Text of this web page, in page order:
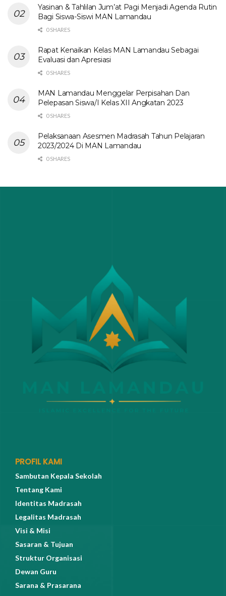
Yasinan & Tahlilan Jum’at Pagi Menjadi Agenda Rutin
Bagi Siswa-Siswi MAN Lamandau
0 SHARES
Rapat Kenaikan Kelas MAN Lamandau Sebagai
Evaluasi dan Apresiasi
0 SHARES
MAN Lamandau Menggelar Perpisahan Dan
Pelepasan Siswa/I Kelas XII Angkatan 2023
0 SHARES
Pelaksanaan Asesmen Madrasah Tahun Pelajaran
2023/2024 Di MAN Lamandau
0 SHARES
PROFIL KAMI
Sambutan Kepala Sekolah
Tentang Kami
Identitas Madrasah
Legalitas Madrasah
Visi & Misi
Sasaran & Tujuan
Struktur Organisasi
Dewan Guru
Sarana & Prasarana